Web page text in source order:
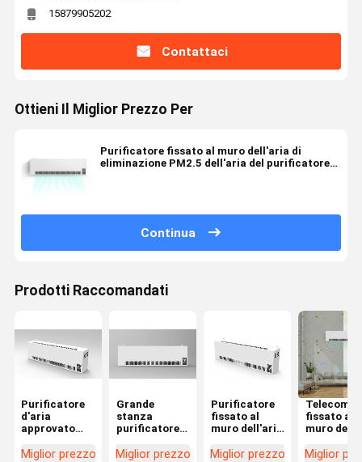
15879905202
Contattaci
Ottieni Il Miglior Prezzo Per
Purificatore fissato al muro dell'aria di
eliminazione PM2.5 dell'aria del purificatore
Continua
Prodotti Raccomandati
Purificatore
d'aria
approvato
fissato al
Miglior prezzo
Grande
stanza
purificatore
muro dell'aria
Miglior prezzo
Purificatore
fissato al
muro dell'aria
EPA per il
Miglior prezzo
fissato al
muro del
Miglior